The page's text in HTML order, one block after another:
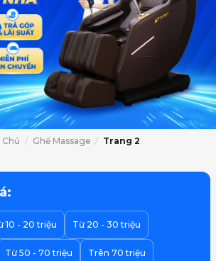
/ Ghế Massage / Trang 2
10 - 20 triệu Từ 20 - 30 triệu
Từ 50 - 70 triệu Trên 70 triệu